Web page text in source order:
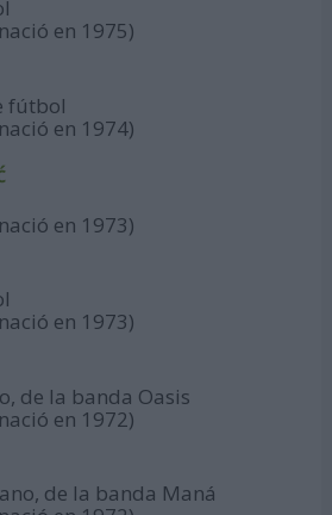
en 1975)
fútbol
en 1974)
en 1973)
en 1973)
de la banda Oasis
en 1972)
de la banda Maná